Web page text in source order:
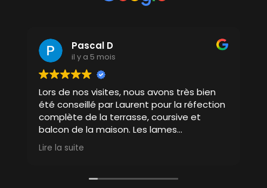
Pascal D
il y a 5 mois
Lors de nos visites, nous avons très bien
été conseillé par Laurent pour la réfection
complète de la terrasse, coursive et
balcon de la maison. Les lames
composites Torro Timber sont de très
bonnes qualité et facile à poser avec les
Lire la suite